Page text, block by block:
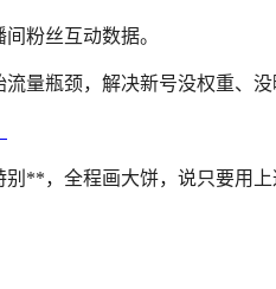
粉丝互动数据。
量瓶颈，解决新号没权重、没
**，全程画大饼，说只要用